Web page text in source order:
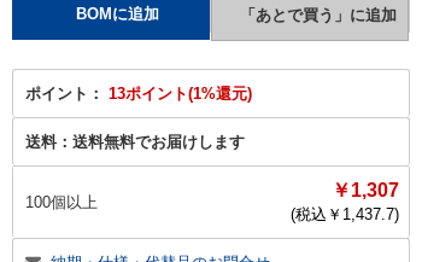
ポイント： 13ポイント(1%還元)
送料： 送料無料でお届けします
100個以上
￥1,307
(税込￥ 1,437.7)